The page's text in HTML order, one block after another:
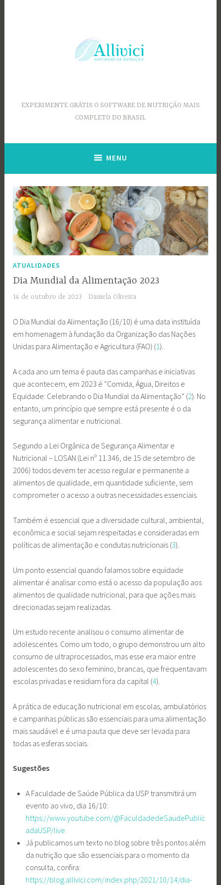
EXPERIMENTE GRÁTIS O SOFTWARE DE NUTRIÇÃO MAIS
COMPLETO DO BRASIL
MENU
ATUALIDADES
Dia Mundial da Alimentação 2023
14 de outubro de 2023 Daniela Oliveira
O Dia Mundial da Alimentação (16/10) é uma data instituída
em homenagem à fundação da Organização das Nações
Unidas para Alimentação e Agricultura (FAO) (1).
A cada ano um tema é pauta das campanhas e iniciativas
que acontecem, em 2023 é “Comida, Água, Direitos e
Equidade: Celebrando o Dia Mundial da Alimentação” (2). No
entanto, um princípio que sempre está presente é o da
segurança alimentar e nutricional.
Segundo a Lei Orgânica de Segurança Alimentar e
Nutricional – LOSAN (Lei nº 11.346, de 15 de setembro de
2006) todos devem ter acesso regular e permanente a
alimentos de qualidade, em quantidade suficiente, sem
comprometer o acesso a outras necessidades essenciais.
Também é essencial que a diversidade cultural, ambiental,
econômica e social sejam respeitadas e consideradas em
políticas de alimentação e condutas nutricionais (3).
Um ponto essencial quando falamos sobre equidade
alimentar é analisar como está o acesso da população aos
alimentos de qualidade nutricional, para que ações mais
direcionadas sejam realizadas.
Um estudo recente analisou o consumo alimentar de
adolescentes. Como um todo, o grupo demonstrou um alto
consumo de ultraprocessados, mas esse era maior entre
adolescentes do sexo feminino, brancas, que frequentavam
escolas privadas e residiam fora da capital (4).
A prática de educação nutricional em escolas, ambulatórios
e campanhas públicas são essenciais para uma alimentação
mais saudável e é uma pauta que deve ser levada para
todas as esferas sociais.
Sugestões
A Faculdade de Saúde Pública da USP transmitirá um
evento ao vivo, dia 16/10:
https://www.youtube.com/@FaculdadedeSaudePublic
adaUSP/live
Já publicamos um texto no blog sobre três pontos além
da nutrição que são essenciais para o momento da
consulta, confira:
https://blog.allivici.com/index.php/2021/10/14/dia-